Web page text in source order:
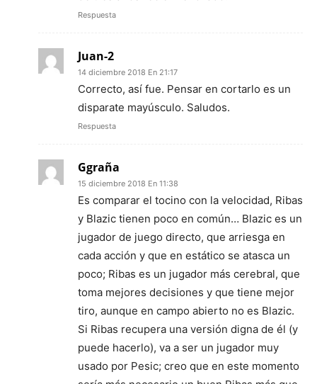
Respuesta
Juan-2
14 diciembre 2018 En 21:17
Correcto, así fue. Pensar en cortarlo es un
disparate mayúsculo. Saludos.
Respuesta
Ggraña
15 diciembre 2018 En 11:38
Es comparar el tocino con la velocidad, Ribas
y Blazic tienen poco en común… Blazic es un
jugador de juego directo, que arriesga en
cada acción y que en estático se atasca un
poco; Ribas es un jugador más cerebral, que
toma mejores decisiones y que tiene mejor
tiro, aunque en campo abierto no es Blazic.
Si Ribas recupera una versión digna de él (y
puede hacerlo), va a ser un jugador muy
usado por Pesic; creo que en este momento